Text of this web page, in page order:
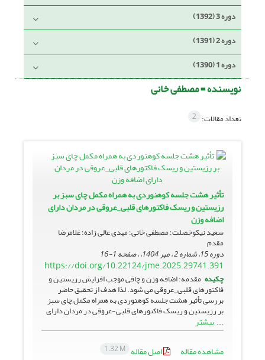
دوره 3 (1392)
دوره 2 (1391)
دوره 1 (1390)
نویسنده =مصطفی خانی
تعداد مقالات: 2
تأثیر هشت جلسه کوهنوردی به همراه مکمل چای سبز بر
رزیستین و ریسک فاکتورهای قلبی_عروقی در مردان دارای
اضافه وزن
سعید نیکوخصلت؛ مصطفی خانی؛ مهدی عالی زاده؛ غلامرضا
مقدم
دوره 15، شماره 2 ، مهر 1404، ، صفحه 1-16
https://doi.org/10.22124/jme.2025.29741.391
چکیده مقدمه: اضافه وزن و چاقی موجب افزایش رزیستین و
فاکتورهای قلبی_عروقی می شود. لذا هدف از تحقیق حاضر
بررسی تأثیر هشت جلسه کوهنوردی به همراه مکمل چای سبز
بر رزیستین و ریسک فاکتورهای قلبی-عروقی در مردان دارای
... بیشتر
مشاهده مقاله
اصل مقاله 1.32 M